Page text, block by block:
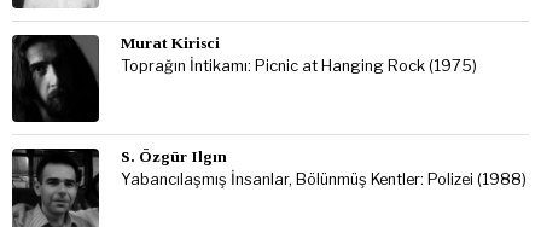
Murat Kirisci
Toprağın İntikamı: Picnic at Hanging Rock (1975)
S. Özgür Ilgın
Yabancılaşmış İnsanlar, Bölünmüş Kentler: Polizei (1988)